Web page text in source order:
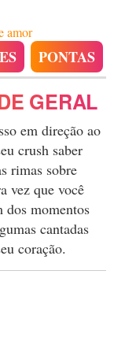
amor
PONTAS
GERAL
em direção ao
crush saber
rimas sobre
vez que você
dos momentos
cantadas
coração.